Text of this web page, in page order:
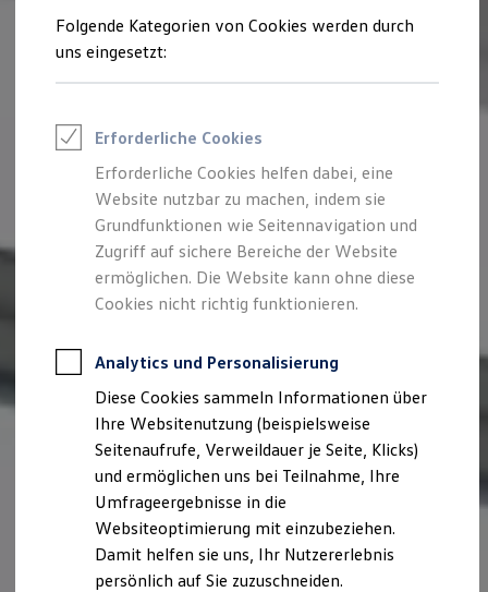
Saisonangebote
Reifenpakete
Leasing
Leasing-Angebote
Elektroauto Leasing
Kleinwagen-Leasing
Leasing ohne Anzahlung
Finanzierung
Autokredit mit Schlussrate
Versicherungen und Garantien
Kfz-Versicherung
Restschuldversicherungen
Garantien
Professional Class bei Volkswagen
Behörden
Direktkunden
Sonderfahrzeuge
Anpfiff zum Gewinn
Elektromobilität
Elektroautos
ID. Tutorials
Elektrofahrzeugkonzepte
ID. EVERY1
Reichweite
Folgende Kategorien von Cookies werden durch
uns eingesetzt:
Erforderliche Cookies
Erforderliche Cookies helfen dabei, eine
Website nutzbar zu machen, indem sie
Grundfunktionen wie Seitennavigation und
Zugriff auf sichere Bereiche der Website
ermöglichen. Die Website kann ohne diese
Cookies nicht richtig funktionieren.
Analytics und Personalisierung
Diese Cookies sammeln Informationen über
Ihre Websitenutzung (beispielsweise
Seitenaufrufe, Verweildauer je Seite, Klicks)
und ermöglichen uns bei Teilnahme, Ihre
Umfrageergebnisse in die
Websiteoptimierung mit einzubeziehen.
Damit helfen sie uns, Ihr Nutzererlebnis
persönlich auf Sie zuzuschneiden.